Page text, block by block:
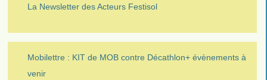
La Newsletter des Acteurs Festisol
Mobilettre : KIT de MOB contre Décathlon+ évènements à
venir